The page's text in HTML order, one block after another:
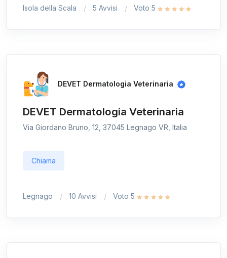
Isola della Scala 5 Avvisi Voto 5
DEVET Dermatologia Veterinaria
DEVET Dermatologia Veterinaria
Via Giordano Bruno, 12, 37045 Legnago VR, Italia
Chiama
Legnago 10 Avvisi Voto 5